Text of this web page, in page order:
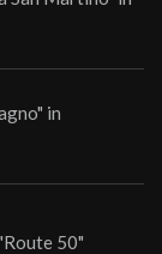
in
50"